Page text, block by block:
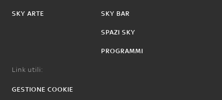
SKY ARTE SKY BAR
SPAZI SKY
PROGRAMMI
Link utili:
GESTIONE COOKIE